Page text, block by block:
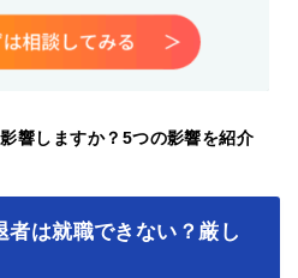
響しますか？5つの影響を紹介
は就職できない？厳し